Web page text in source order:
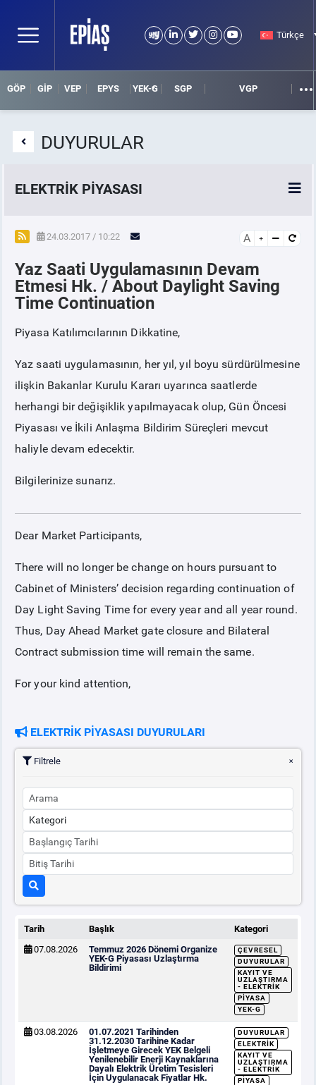
Türkçe
GÖP GİP VEP EPYS YEK-G SGP VGP
DUYURULAR
ELEKTRİK PİYASASI
SPOT ELEKTRİK PİYASALARI
ÖRNEK FİNANS BELGELERİ
VADELİ ELEKTRİK PİYASASI
SERBEST TÜKETİCİ
MALİ UZLAŞTIRMA
TEMİNAT
BÜLTENLER
BT HİZMET YÖNETİM SİSTEMİ POLİTİKAMIZ
24.03.2017 / 10:22 A
Yaz Saati Uygulamasının Devam
Etmesi Hk. / About Daylight Saving
Time Continuation
Piyasa Katılımcılarının Dikkatine,
Yaz saati uygulamasının, her yıl, yıl boyu sürdürülmesine
ilişkin Bakanlar Kurulu Kararı uyarınca saatlerde
herhangi bir değişiklik yapılmayacak olup, Gün Öncesi
Piyasası ve İkili Anlaşma Bildirim Süreçleri mevcut
haliyle devam edecektir.
Bilgilerinize sunarız.
Dear Market Participants,
There will no longer be change on hours pursuant to
Cabinet of Ministers’ decision regarding continuation of
Day Light Saving Time for every year and all year round.
Thus, Day Ahead Market gate closure and Bilateral
Contract submission time will remain the same.
For your kind attention,
ELEKTRİK PİYASASI DUYURULARI
Filtrele
Tarih Başlık
Kategori
07.08.2026
Temmuz 2026 Dönemi Organize
YEK-G Piyasası Uzlaştırma
Bildirimi
ÇEVRESEL
DUYURULAR
KAYIT VE
UZLAŞTIRMA
- ELEKTRIK
PIYASA
YEK-G
03.08.2026
01.07.2021 Tarihinden
31.12.2030 Tarihine Kadar
İşletmeye Girecek YEK Belgeli
Yenilenebilir Enerji Kaynaklarına
Dayalı Elektrik Üretim Tesisleri
İçin Uygulanacak Fiyatlar Hk.
DUYURULAR
ELEKTRIK
KAYIT VE
UZLAŞTIRMA
- ELEKTRIK
PIYASA